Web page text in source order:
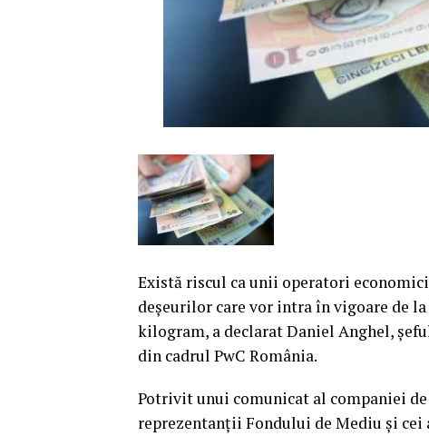
Există riscul ca unii operatori
deşeurilor care vor intra în vigoare de
kilogram, a declarat Daniel Anghel,
din cadrul PwC România.
Potrivit unui comunicat al companiei de
reprezentanţii Fondului de Mediu şi cei